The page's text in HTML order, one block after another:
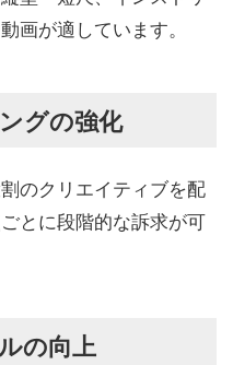
画が適しています。
グの強化
のクリエイティブを配
とに段階的な訴求が可
の向上